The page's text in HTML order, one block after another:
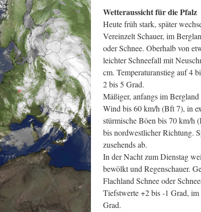
Wetteraussicht für die Pfalz
Heute früh stark, später
Vereinzelt Schauer, im
oder Schnee. Oberhalb von
leichter Schneefall mit
cm. Temperaturanstieg auf 4
2 bis 5 Grad.
Mäßiger, anfangs im
Wind bis 60 km/h (Bft 7), in
stürmische Böen bis 70 km/h
bis nordwestlicher Richtung.
zusehends ab.
In der Nacht zum Dienstag
bewölkt und Regenschauer.
Flachland Schnee oder
Tiefstwerte +2 bis -1 Grad,
Grad.